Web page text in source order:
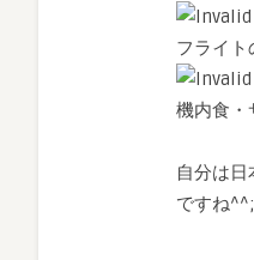
フライト
機内食・
自分は
ですね^^;